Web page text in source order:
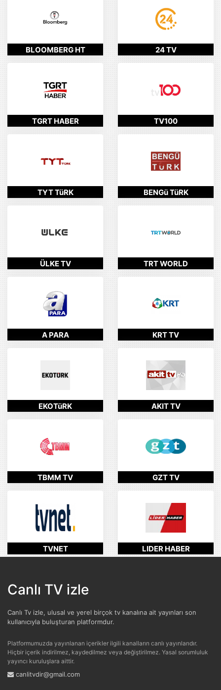
BLOOMBERG HT 24 TV
TGRT HABER TV100
TYT TüRK BENGü TüRK
ÜLKE TV TRT WORLD
A PARA KRT TV
EKOTüRK AKIT TV
TBMM TV GZT TV
TVNET LIDER HABER
Canlı TV izle
Canlı Tv izle, ulusal ve yerel birçok tv kanalına ait yayınları son
kullanıcıyla buluşturan platformdur.
Platformumuzda yayınlanan içerikler ilgili kanalların canlı yayınlarıdır.
Hiçbir içerik indirilmez, kaydedilmez veya değiştirilmez. Yasal sorumluluk
yayıncı kuruluşlara aittir.
canlitvdir@gmail.com